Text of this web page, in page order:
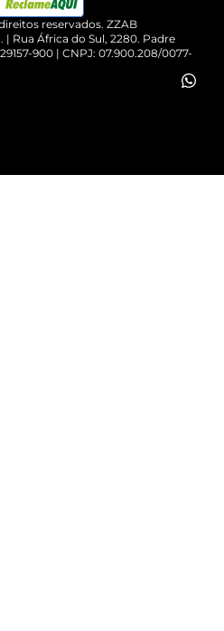
reservados. ZZAB
Rua África do Sul, 2280. Padre
900 | CNPJ: 07.900.208/0077-